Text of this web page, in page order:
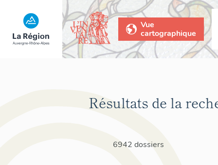
Vue
cartographique
Résultats de la
6942 dossiers